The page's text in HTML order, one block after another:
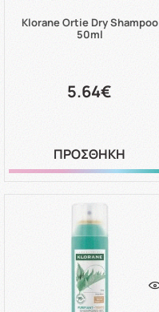
Klorane Ortie Dry Shampoo
50ml
5.64€
ΠΡΟΣΘΗΚΗ